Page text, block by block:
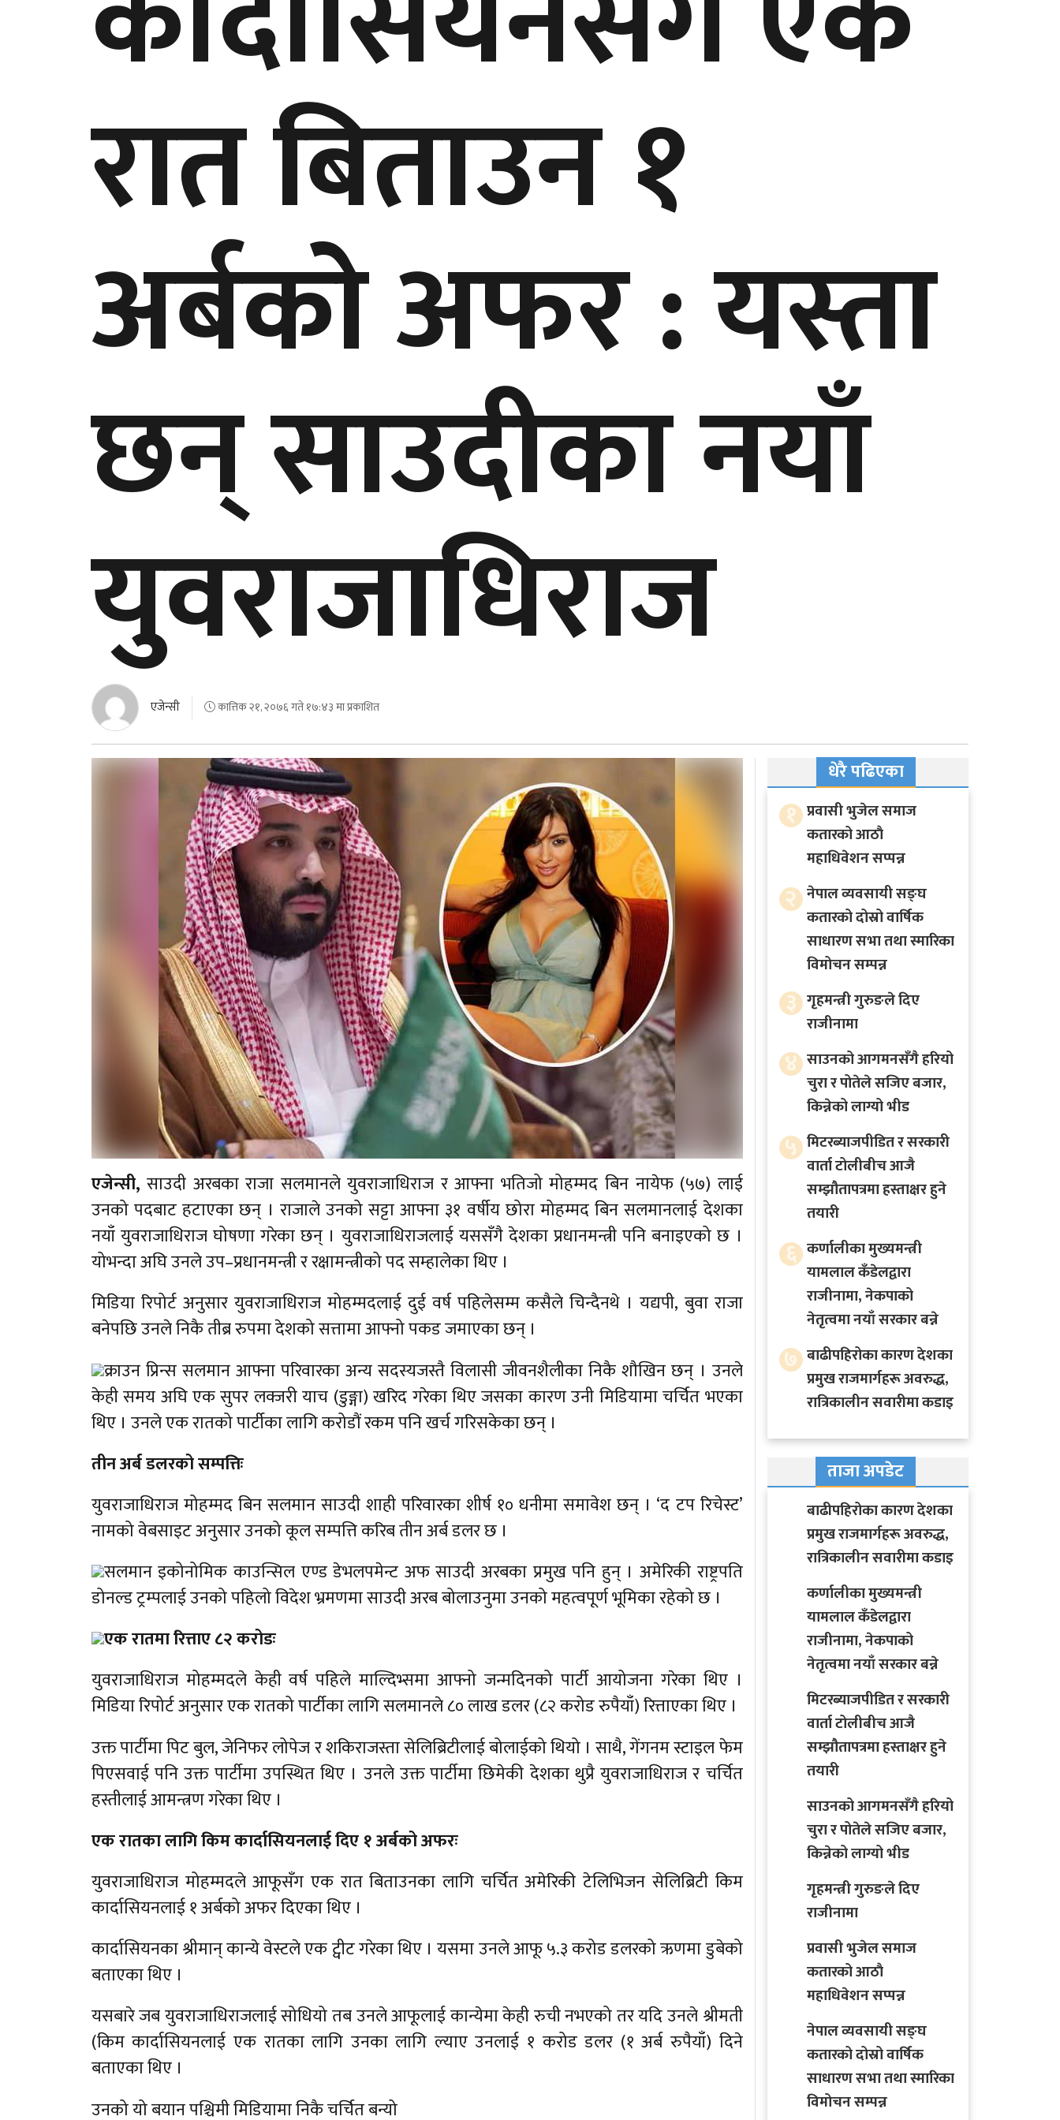
रात बिताउन १
अर्बको अफर : यस्ता
छन् साउदीका नयाँ
युवराजाधिराज
एजेन्सी कात्तिक २१, २०७६ गते १७:४३ मा प्रकाशित
एजेन्सी, साउदी अरबका राजा सलमानले युवराजाधिराज र आफ्ना भतिजो मोहम्मद बिन नायेफ (५७) लाई
उनको पदबाट हटाएका छन् । राजाले उनको सट्टा आफ्ना ३१ वर्षीय छोरा मोहम्मद बिन सलमानलाई देशका
नयाँ युवराजाधिराज घोषणा गरेका छन् । युवराजाधिराजलाई यससँगै देशका प्रधानमन्त्री पनि बनाइएको छ ।
योभन्दा अघि उनले उप–प्रधानमन्त्री र रक्षामन्त्रीको पद सम्हालेका थिए ।
मिडिया रिपोर्ट अनुसार युवराजाधिराज मोहम्मदलाई दुई वर्ष पहिलेसम्म कसैले चिन्दैनथे । यद्यपी, बुवा राजा
बनेपछि उनले निकै तीब्र रुपमा देशको सत्तामा आफ्नो पकड जमाएका छन् ।
क्राउन प्रिन्स सलमान आफ्ना परिवारका अन्य सदस्यजस्तै विलासी जीवनशैलीका निकै शौखिन छन् । उनले
केही समय अघि एक सुपर लक्जरी याच (डुङ्गा) खरिद गरेका थिए जसका कारण उनी मिडियामा चर्चित भएका
थिए । उनले एक रातको पार्टीका लागि करोडौं रकम पनि खर्च गरिसकेका छन् ।
तीन अर्ब डलरको सम्पत्तिः
युवराजाधिराज मोहम्मद बिन सलमान साउदी शाही परिवारका शीर्ष १० धनीमा समावेश छन् । ‘द टप रिचेस्ट’
नामको वेबसाइट अनुसार उनको कूल सम्पत्ति करिब तीन अर्ब डलर छ ।
सलमान इकोनोमिक काउन्सिल एण्ड डेभलपमेन्ट अफ साउदी अरबका प्रमुख पनि हुन् । अमेरिकी राष्ट्रपति
डोनल्ड ट्रम्पलाई उनको पहिलो विदेश भ्रमणमा साउदी अरब बोलाउनुमा उनको महत्वपूर्ण भूमिका रहेको छ ।
एक रातमा रित्ताए ८२ करोडः
युवराजाधिराज मोहम्मदले केही वर्ष पहिले माल्दिभ्समा आफ्नो जन्मदिनको पार्टी आयोजना गरेका थिए ।
मिडिया रिपोर्ट अनुसार एक रातको पार्टीका लागि सलमानले ८० लाख डलर (८२ करोड रुपैयाँ) रित्ताएका थिए ।
उक्त पार्टीमा पिट बुल, जेनिफर लोपेज र शकिराजस्ता सेलिब्रिटीलाई बोलाईको थियो । साथै, गेंगनम स्टाइल फेम
पिएसवाई पनि उक्त पार्टीमा उपस्थित थिए । उनले उक्त पार्टीमा छिमेकी देशका थुप्रै युवराजाधिराज र चर्चित
हस्तीलाई आमन्त्रण गरेका थिए ।
एक रातका लागि किम कार्दासियनलाई दिए १ अर्बको अफरः
युवराजाधिराज मोहम्मदले आफूसँग एक रात बिताउनका लागि चर्चित अमेरिकी टेलिभिजन सेलिब्रिटी किम
कार्दासियनलाई १ अर्बको अफर दिएका थिए ।
कार्दासियनका श्रीमान् कान्ये वेस्टले एक ट्वीट गरेका थिए । यसमा उनले आफू ५.३ करोड डलरको ऋणमा डुबेको
बताएका थिए ।
यसबारे जब युवराजाधिराजलाई सोधियो तब उनले आफूलाई कान्येमा केही रुची नभएको तर यदि उनले श्रीमती
(किम कार्दासियनलाई एक रातका लागि उनका लागि ल्याए उनलाई १ करोड डलर (१ अर्ब रुपैयाँ) दिने
बताएका थिए ।
उनको यो बयान पश्चिमी मिडियामा निकै चर्चित बन्यो
धेरै पढिएका
१ प्रवासी भुजेल समाज
कतारको आठाै
महाधिवेशन सप्पन्न
२ नेपाल व्यवसायी सङ्घ
कतारको दोस्रो वार्षिक
साधारण सभा तथा स्मारिका
विमोचन सम्पन्न
३ गृहमन्त्री गुरुङले दिए
राजीनामा
४ साउनको आगमनसँगै हरियो
चुरा र पोतेले सजिए बजार,
किन्नेको लाग्यो भीड
५ मिटरब्याजपीडित र सरकारी
वार्ता टोलीबीच आजै
सम्झौतापत्रमा हस्ताक्षर हुने
तयारी
६ कर्णालीका मुख्यमन्त्री
यामलाल कँडेलद्वारा
राजीनामा, नेकपाको
नेतृत्वमा नयाँ सरकार बन्ने
७ बाढीपहिरोका कारण देशका
प्रमुख राजमार्गहरू अवरुद्ध,
रात्रिकालीन सवारीमा कडाइ
ताजा अपडेट
बाढीपहिरोका कारण देशका
प्रमुख राजमार्गहरू अवरुद्ध,
रात्रिकालीन सवारीमा कडाइ
कर्णालीका मुख्यमन्त्री
यामलाल कँडेलद्वारा
राजीनामा, नेकपाको
नेतृत्वमा नयाँ सरकार बन्ने
मिटरब्याजपीडित र सरकारी
वार्ता टोलीबीच आजै
सम्झौतापत्रमा हस्ताक्षर हुने
तयारी
साउनको आगमनसँगै हरियो
चुरा र पोतेले सजिए बजार,
किन्नेको लाग्यो भीड
गृहमन्त्री गुरुङले दिए
राजीनामा
प्रवासी भुजेल समाज
कतारको आठाै
महाधिवेशन सप्पन्न
नेपाल व्यवसायी सङ्घ
कतारको दोस्रो वार्षिक
साधारण सभा तथा स्मारिका
विमोचन सम्पन्न